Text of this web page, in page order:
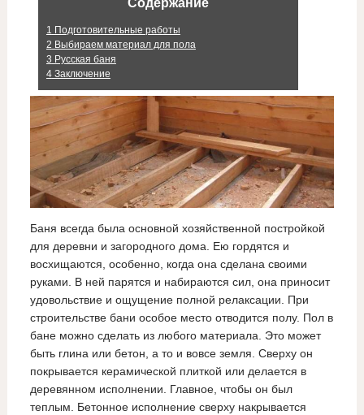
Содержание
1 Подготовительные работы
2 Выбираем материал для пола
3 Русская баня
4Заключение
Баня всегда была основной хозяйственной постройкой
для деревни и загородного дома. Ею гордятся и
восхищаются, особенно, когда она сделана своими
руками. В ней парятся и набираются сил, она приносит
удовольствие и ощущение полной релаксации. При
строительстве бани особое место отводится полу. Пол в
бане можно сделать из любого материала. Это может
быть глина или бетон, а то и вовсе земля. Сверху он
покрывается керамической плиткой или делается в
деревянном исполнении. Главное, чтобы он был
теплым. Бетонное исполнение сверху накрывается